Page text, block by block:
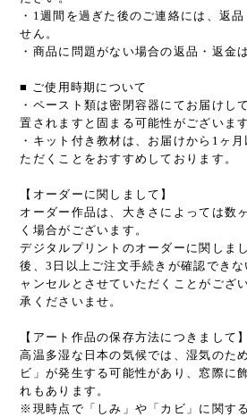
・1週間を過ぎた後のご連絡には、返
せん。
・商品に問題がない場合の返品・返金
■ ご使用時期について
・ペースト類は密閉容器にてお届けし
置されますと固まる可能性がございます
・キット付き教材は、お届けから1ヶ
ただくことをおすすめしております。
【オーダーに関しまして】
オーダー作品は、大きさによっては数
く場合がございます。
デジタルプリントのオーダーに関しま
後、3日以上ご注文手続きが確認でき
ャンセルとさせていただくことがござ
承くださいませ。
【アート作品の保存方法につきまして】
高温多湿な日本の気候では、湿気のた
ビ」が発生する可能性があり、窓際に
れもあります。
※現時点で「しみ」や「カビ」に関す